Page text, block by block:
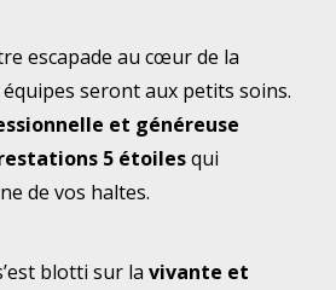
escapade au cœur de la
seront aux petits soins.
et généreuse
5 étoilesqui
de vos haltes.
blotti sur la vivante et